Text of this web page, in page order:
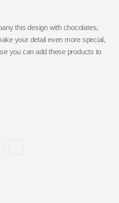
this design with chocolates,
your detail even more special,
you can add these products to